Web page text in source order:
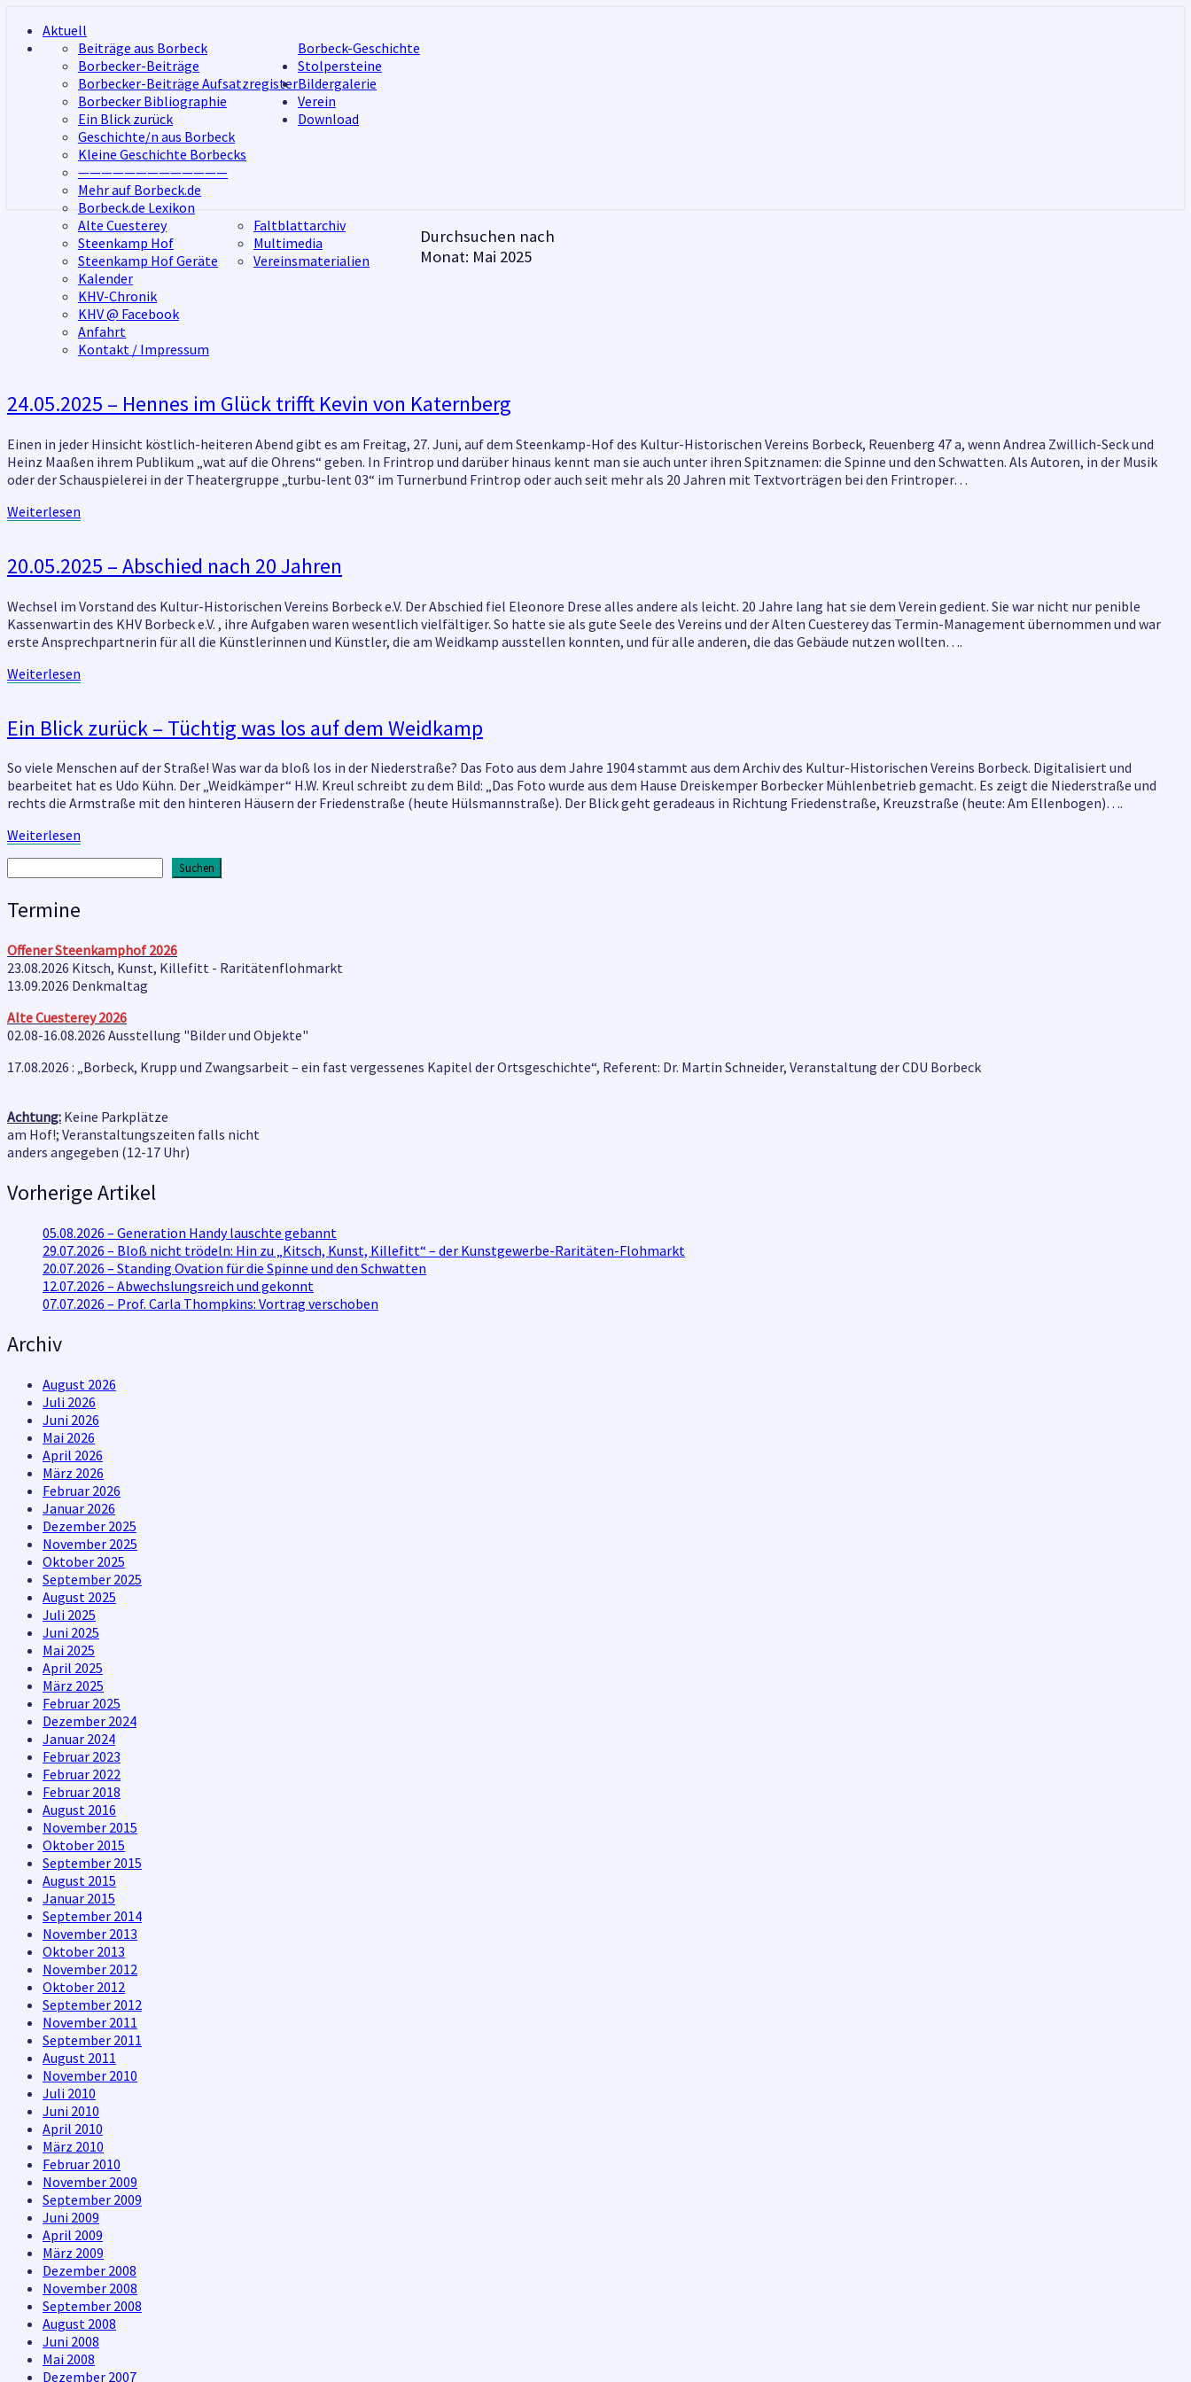
content
Aktuell
Borbeck-Geschichte
Beiträge aus Borbeck
Borbecker-Beiträge
Borbecker-Beiträge Aufsatzregister
Borbecker Bibliographie
Ein Blick zurück
Geschichte/n aus Borbeck
Kleine Geschichte Borbecks
—————————————
Mehr auf Borbeck.de
Borbeck.de Lexikon
Stolpersteine
Bildergalerie
Verein
Alte Cuesterey
Steenkamp Hof
Steenkamp Hof Geräte
Kalender
KHV-Chronik
KHV @ Facebook
Anfahrt
Kontakt / Impressum
Download
Faltblattarchiv
Multimedia
Vereinsmaterialien
Durchsuchen nach
Monat: Mai 2025
24.05.2025
–
im
Glück
trifft
Kevin
von
24.05.2025 – Hennes im Glück trifft Kevin von Katernberg
Einen in jeder Hinsicht köstlich-heiteren Abend gibt es am Freitag, 27. Juni, auf dem Steenkamp-Hof des Kultur-Historischen Vereins Borbeck, Reuenberg 47 a, wenn Andrea Zwillich-Seck und
Heinz Maaßen ihrem Publikum „wat auf die Ohrens“ geben. In Frintrop und darüber hinaus kennt man sie auch unter ihren Spitznamen: die Spinne und den Schwatten. Als Autoren, in der Musik
oder der Schauspielerei in der Theatergruppe „turbu-lent 03“ im Turnerbund Frintrop oder auch seit mehr als 20 Jahren mit Textvorträgen bei den Frintroper…
Weiterlesen
20.05.2025
–
nach
20
Jahren
20.05.2025 – Abschied nach 20 Jahren
Wechsel im Vorstand des Kultur-Historischen Vereins Borbeck e.V. Der Abschied fiel Eleonore Drese alles andere als leicht. 20 Jahre lang hat sie dem Verein gedient. Sie war nicht nur penible
Kassenwartin des KHV Borbeck e.V. , ihre Aufgaben waren wesentlich vielfältiger. So hatte sie als gute Seele des Vereins und der Alten Cuesterey das Termin-Management übernommen und war
erste Ansprechpartnerin für all die Künstlerinnen und Künstler, die am Weidkamp ausstellen konnten, und für alle anderen, die das Gebäude nutzen wollten….
Weiterlesen
Ein
Blick
–
Tüchtig
was
los
auf
dem
Weidkamp
Ein Blick zurück – Tüchtig was los auf dem Weidkamp
So viele Menschen auf der Straße! Was war da bloß los in der Niederstraße? Das Foto aus dem Jahre 1904 stammt aus dem Archiv des Kultur-Historischen Vereins Borbeck. Digitalisiert und
bearbeitet hat es Udo Kühn. Der „Weidkämper“ H.W. Kreul schreibt zu dem Bild: „Das Foto wurde aus dem Hause Dreiskemper Borbecker Mühlenbetrieb gemacht. Es zeigt die Niederstraße und
rechts die Armstraße mit den hinteren Häusern der Friedenstraße (heute Hülsmannstraße). Der Blick geht geradeaus in Richtung Friedenstraße, Kreuzstraße (heute: Am Ellenbogen)….
Weiterlesen
Suchen
Termine
Offener Steenkamphof 2026
23.08.2026 Kitsch, Kunst, Killefitt - Raritätenflohmarkt
13.09.2026 Denkmaltag
Alte Cuesterey 2026
02.08-16.08.2026 Ausstellung "Bilder und Objekte"
17.08.2026 : „Borbeck, Krupp und Zwangsarbeit – ein fast vergessenes Kapitel der Ortsgeschichte“, Referent: Dr. Martin Schneider, Veranstaltung der CDU Borbeck
Achtung: Keine Parkplätze
am Hof!; Veranstaltungszeiten falls nicht
anders angegeben (12-17 Uhr)
Vorherige Artikel
05.08.2026 – Generation Handy lauschte gebannt
29.07.2026 – Bloß nicht trödeln: Hin zu „Kitsch, Kunst, Killefitt“ – der Kunstgewerbe-Raritäten-Flohmarkt
20.07.2026 – Standing Ovation für die Spinne und den Schwatten
12.07.2026 – Abwechslungsreich und gekonnt
07.07.2026 – Prof. Carla Thompkins: Vortrag verschoben
Archiv
August 2026
Juli 2026
Juni 2026
Mai 2026
April 2026
März 2026
Februar 2026
Januar 2026
Dezember 2025
November 2025
Oktober 2025
September 2025
August 2025
Juli 2025
Juni 2025
Mai 2025
April 2025
März 2025
Februar 2025
Dezember 2024
Januar 2024
Februar 2023
Februar 2022
Februar 2018
August 2016
November 2015
Oktober 2015
September 2015
August 2015
Januar 2015
September 2014
November 2013
Oktober 2013
November 2012
Oktober 2012
September 2012
November 2011
September 2011
August 2011
November 2010
Juli 2010
Juni 2010
April 2010
März 2010
Februar 2010
November 2009
September 2009
Juni 2009
April 2009
März 2009
Dezember 2008
November 2008
September 2008
August 2008
Juni 2008
Mai 2008
Dezember 2007